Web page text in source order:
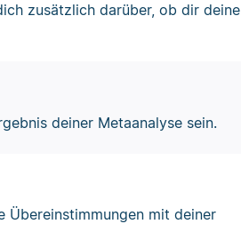
zusätzlich darüber, ob dir deine
deiner Metaanalyse sein.
Übereinstimmungen mit deiner